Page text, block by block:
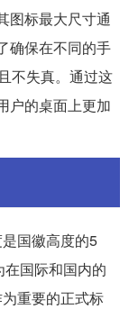
图标最大尺寸通
确保在不同的手
不失真。通过这
户的桌面上更加
国徽高度的5
国际和国内的
重要的正式标